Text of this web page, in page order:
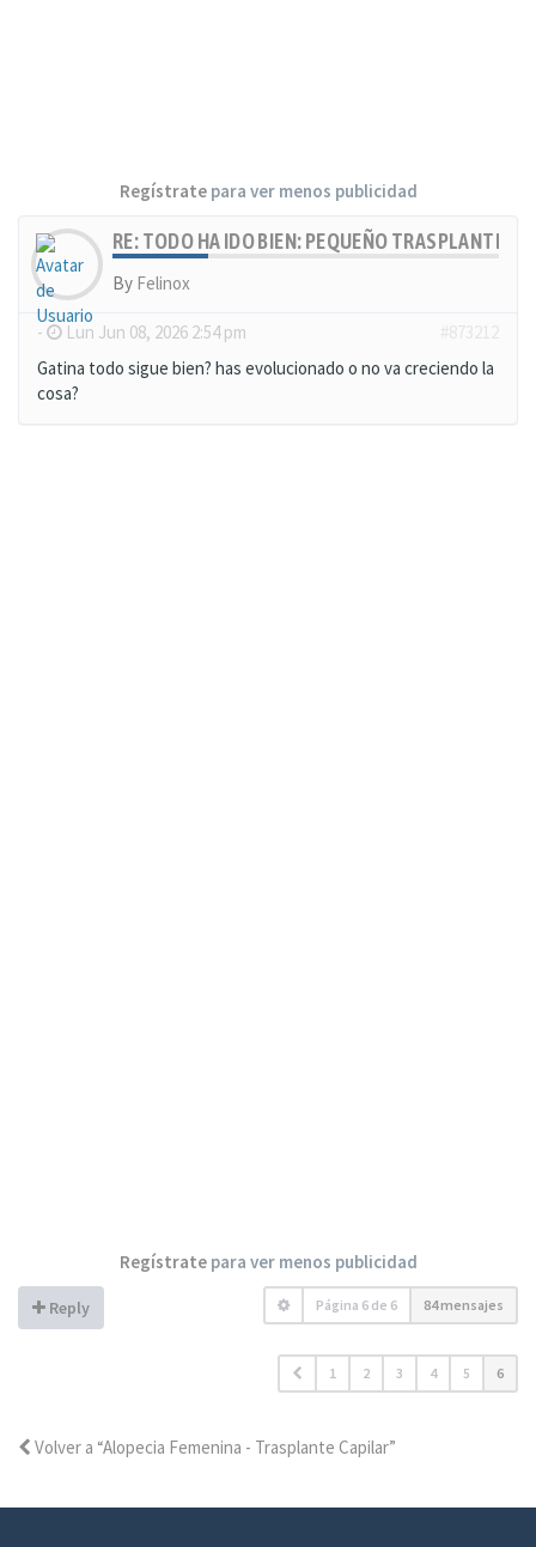
Regístratepara ver menos publicidad
RE: TODO HA IDO BIEN: PEQUEÑO TRASPLANTE,
By Felinox
- Lun Jun 08, 2026 2:54 pm
Gatina todo sigue bien? has evolucionado o no va creciendo la
cosa?
Regístratepara ver menos publicidad
Reply Página 6 de 6 84 mensajes
1 2 3 4 5 6
Volver a “Alopecia Femenina - Trasplante Capilar”